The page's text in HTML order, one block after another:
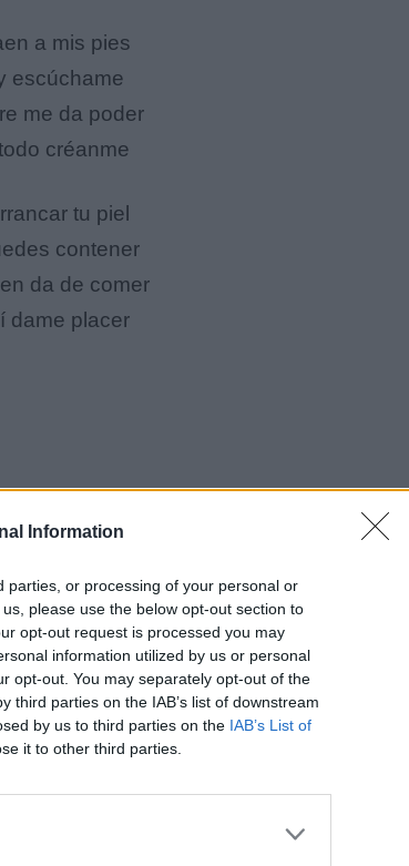
Information
parties, or processing of your personal or
please use the below opt-out section to
opt-out request is processed you may
information utilized by us or personal
opt-out. You may separately opt-out of the
third parties on the IAB’s list of downstream
by us to third parties on the IAB’s List of
it to other third parties.
a mis pies
escúchame
me da poder
créanme
tu piel
contener
da de comer
dame placer